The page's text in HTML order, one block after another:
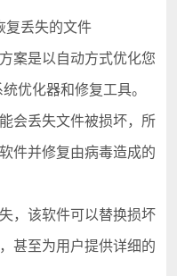
丢失的文件
是以自动方式优化您
优化器和修复工具。
丢失文件被损坏，所
件并修复由病毒造成的
该软件可以替换损坏
甚至为用户提供详细的